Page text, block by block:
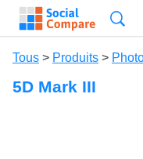
Tous > Produits >
5D Mark III